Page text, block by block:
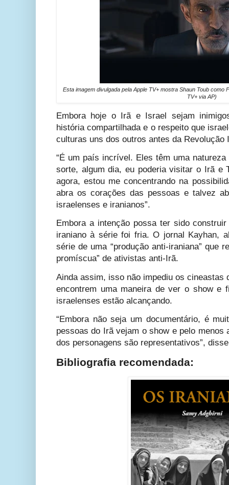
Esta imagem divulgada pela Apple TV+ mostra Shaun Toub como
TV+ via AP)
Embora hoje o Irã e Israel sejam
história compartilhada e o respeito que
culturas uns dos outros antes da Revolução
“É um país incrível. Eles têm uma
sorte, algum dia, eu poderia visitar o Irã e
agora, estou me concentrando na
abra os corações das pessoas e talvez
israelenses e iranianos”.
Embora a intenção possa ter sido
iraniano à série foi fria. O jornal Kayhan,
série de uma “produção anti-iraniana” que
promíscua” de ativistas anti-Irã.
Ainda assim, isso não impediu os cineastas
encontrem uma maneira de ver o show e
israelenses estão alcançando.
“Embora não seja um documentário, é
pessoas do Irã vejam o show e pelo menos
dos personagens são representativos”,
Bibliografia recomendada: